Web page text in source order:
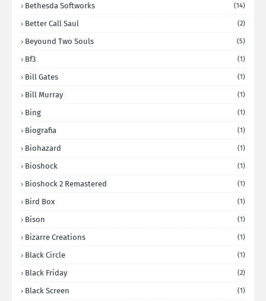
Bethesda Softworks (14)
Better Call Saul (2)
Beyound Two Souls (5)
Bf3 (1)
Bill Gates (1)
Bill Murray (1)
Bing (1)
Biografia (1)
Biohazard (1)
Bioshock (1)
Bioshock 2 Remastered (1)
Bird Box (1)
Bison (1)
Bizarre Creations (1)
Black Circle (1)
Black Friday (2)
Black Screen (1)